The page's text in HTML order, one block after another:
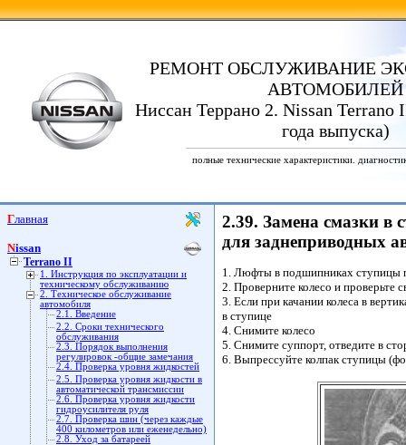
РЕМОНТ ОБСЛУЖИВАНИЕ
АВТОМОБИЛЕЙ
Ниссан Террано 2. Nissan Terrano
года выпуска)
полные технические характеристики.
Главная
Nissan
Terrano II
1. Инструкция по эксплуатации и
техническому обслуживанию
2. Техническое обслуживание
автомобиля
2.1. Введение
2.2. Сроки технического
обслуживания
2.3. Порядок выполнения
регулировок -общие замечания
2.4. Проверка уровня жидкостей
2.5. Проверка уровня жидкости в
автоматической трансмиссии
2.6. Проверка уровня жидкости
гидроусилителя руля
2.7. Проверка шин (через каждые
400 километров или еженедельно)
2.8. Уход за батареей
2.39. Замена смазки в
для заднеприводных
1. Люфты в подшипниках ступицы
2. Проверните колесо и проверьте
3. Если при качании колеса в
в ступице
4. Снимите колесо
5. Снимите суппорт, отведите в
6. Выпрессуйте колпак ступицы